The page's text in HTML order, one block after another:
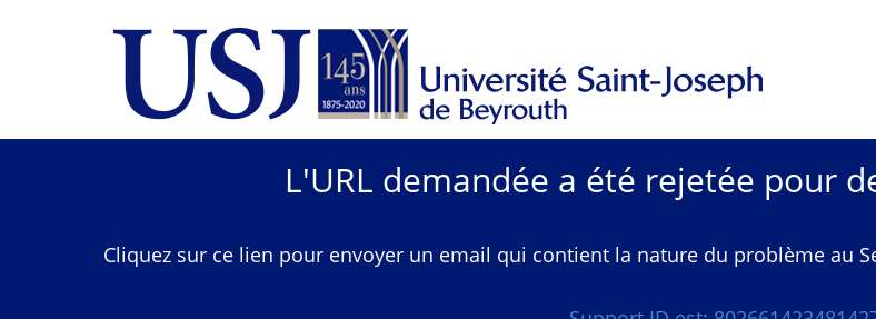
L'URL demandée a été rejetée pour
Cliquez sur ce lien pour envoyer un email qui contient la nature du problème au